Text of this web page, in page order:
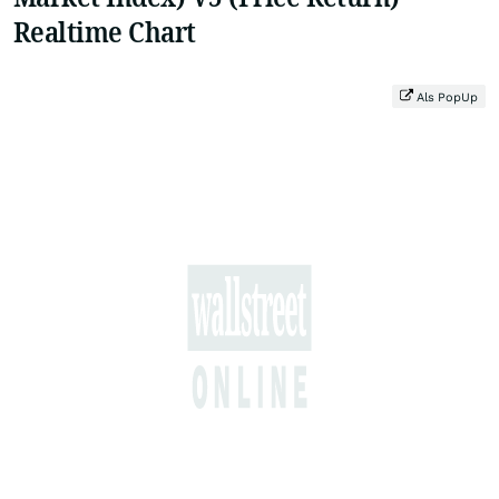
Realtime Chart
Als PopUp